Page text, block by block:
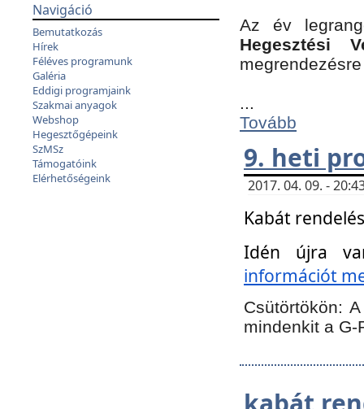
Navigáció
Bemutatkozás
Hírek
Féléves programunk
Galéria
Eddigi programjaink
Szakmai anyagok
Webshop
Hegesztőgépeink
SzMSz
Támogatóink
Elérhetőségeink
Az év
Hegesztési
...
Tovább
9. heti
2017. 04. 09. -
Kabát
Idén újra
információt
Csütörtökön:A
mindenkit a G-